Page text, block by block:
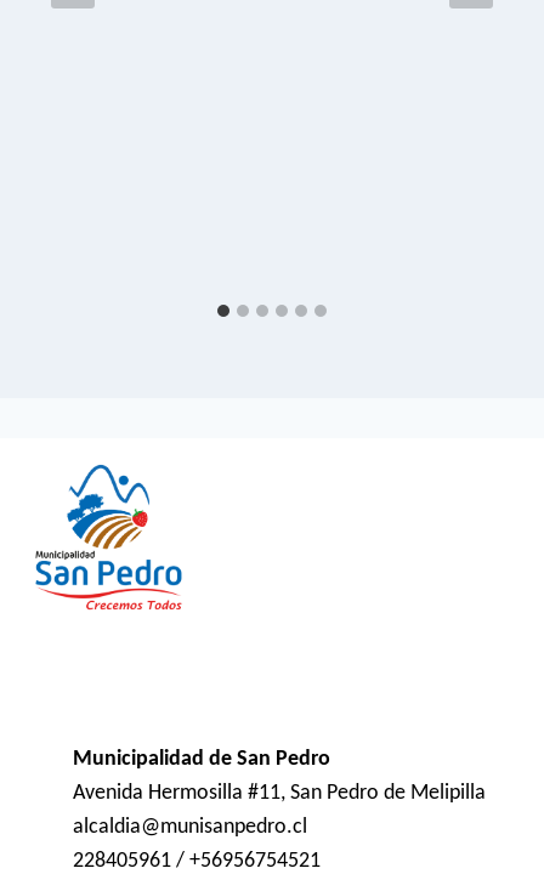
Municipalidad de San Pedro
Avenida Hermosilla #11, San Pedro de Melipilla
alcaldia@munisanpedro.cl
228405961 / +56956754521